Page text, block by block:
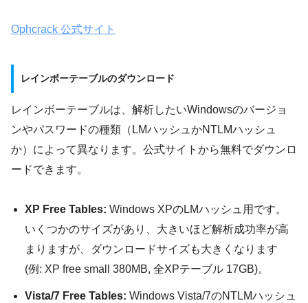
Ophcrack 公式サイト
レインボーテーブルのダウンロード
レインボーテーブルは、解析したいWindowsのバージョ
ンやパスワードの種類（LMハッシュかNTLMハッシュ
か）によって異なります。公式サイトから無料でダウンロ
ードできます。
XP Free Tables: Windows XPのLMハッシュ用です。
いくつかのサイズがあり、大きいほど解析成功率が高
まりますが、ダウンロードサイズも大きくなります
(例: XP free small 380MB, 全XPテーブル 17GB)。
Vista/7 Free Tables: Windows Vista/7のNTLMハッシュ